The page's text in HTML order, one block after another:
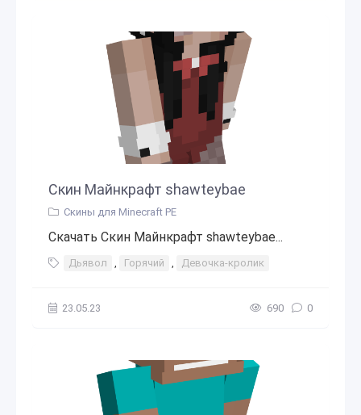
Скин Майнкрафт shawteybae
Скины для Minecraft PE
Скачать Скин Майнкрафт shawteybae...
Дьявол , Горячий , Девочка-кролик
23.05.23 690 0